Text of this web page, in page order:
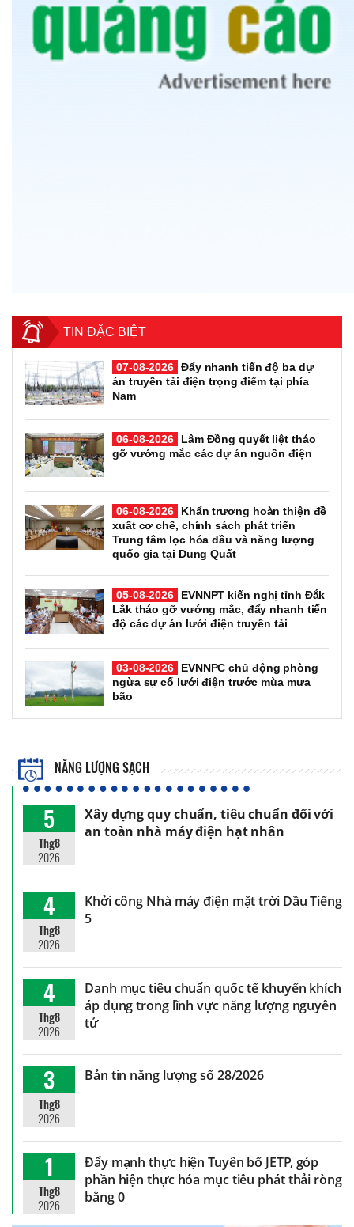
TIN ĐẶC BIỆT
07-08-2026 Đẩy nhanh tiến độ ba dự
án truyền tải điện trọng điểm tại phía
Nam
06-08-2026
Lâm Đồng quyết liệt tháo
gỡ vướng mắc các dự án nguồn điện
06-08-2026
Khẩn trương hoàn thiện đề
xuất cơ chế, chính sách phát triển
Trung tâm lọc hóa dầu và năng lượng
quốc gia tại Dung Quất
05-08-2026
EVNNPT kiến nghị tỉnh Đắk
Lắk tháo gỡ vướng mắc, đẩy nhanh tiến
độ các dự án lưới điện truyền tải
03-08-2026
EVNNPC chủ động phòng
ngừa sự cố lưới điện trước mùa mưa
bão
NĂNG LƯỢNG SẠCH
5
Thg8
2026
Xây dựng quy chuẩn, tiêu chuẩn đối với
an toàn nhà máy điện hạt nhân
4
Thg8
2026
Khởi công Nhà máy điện mặt trời Dầu Tiếng
5
4
Thg8
2026
Danh mục tiêu chuẩn quốc tế khuyến khích
áp dụng trong lĩnh vực năng lượng nguyên
tử
3
Thg8
2026
Bản tin năng lượng số 28/2026
1
Thg8
2026
Đẩy mạnh thực hiện Tuyên bố JETP, góp
phần hiện thực hóa mục tiêu phát thải ròng
bằng 0